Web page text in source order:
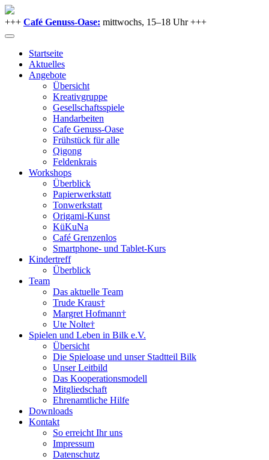
+++ Café Genuss-Oase: mittwochs, 15–18 Uhr +++
Startseite
Aktuelles
Angebote
Übersicht
Kreativgruppe
Gesellschaftsspiele
Handarbeiten
Cafe Genuss-Oase
Frühstück für alle
Qigong
Feldenkrais
Workshops
Überblick
Papierwerkstatt
Tonwerkstatt
Origami-Kunst
KüKuNa
Café Grenzenlos
Smartphone- und Tablet-Kurs
Kindertreff
Überblick
Team
Das aktuelle Team
Trude Kraus†
Margret Hofmann†
Ute Nolte†
Spielen und Leben in Bilk e.V.
Übersicht
Die Spieloase und unser Stadtteil Bilk
Unser Leitbild
Das Kooperationsmodell
Mitgliedschaft
Ehrenamtliche Hilfe
Downloads
Kontakt
So erreicht Ihr uns
Impressum
Datenschutz